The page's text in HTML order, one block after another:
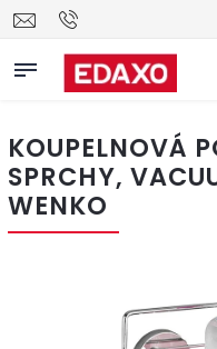
KOUPELNOVÁ
SPRCHY,
WENKO